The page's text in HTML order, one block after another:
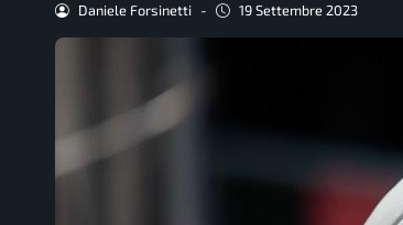
Daniele Forsinetti - 19 Settembre 2023